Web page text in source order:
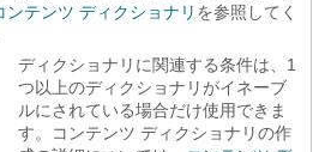
ンテンツ ディクショナリ を参照してく
ディクショナリに関連する条件は、1
つ以上のディクショナリがイネーブ
ルにされている場合だけ使用できま
す。コンテンツ ディクショナリの作